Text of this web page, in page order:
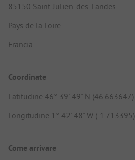
85150 Saint-Julien-des-Landes
Pays de la Loire
Francia
Coordinate
Latitudine 46° 39' 49" N (46.663647)
Longitudine 1° 42' 48" W (-1.713395)
Come arrivare